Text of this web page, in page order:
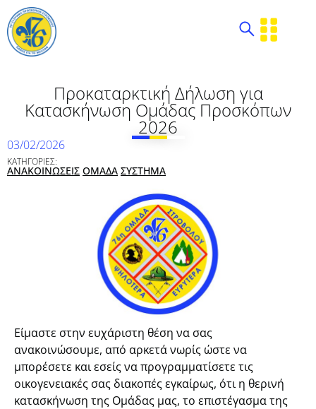
Προκαταρκτική Δήλωση για
Κατασκήνωση Ομάδας Προσκόπων
2026
03/02/2026
ΚΑΤΗΓΟΡΙΕΣ:
ΑΝΑΚΟΙΝΩΣΕΙΣ ΟΜΑΔΑ ΣΥΣΤΗΜΑ
Είμαστε στην ευχάριστη θέση να σας
ανακοινώσουμε, από αρκετά νωρίς ώστε να
μπορέσετε και εσείς να προγραμματίσετε τις
οικογενειακές σας διακοπές εγκαίρως, ότι η θερινή
κατασκήνωση της Ομάδας μας, το επιστέγασμα της